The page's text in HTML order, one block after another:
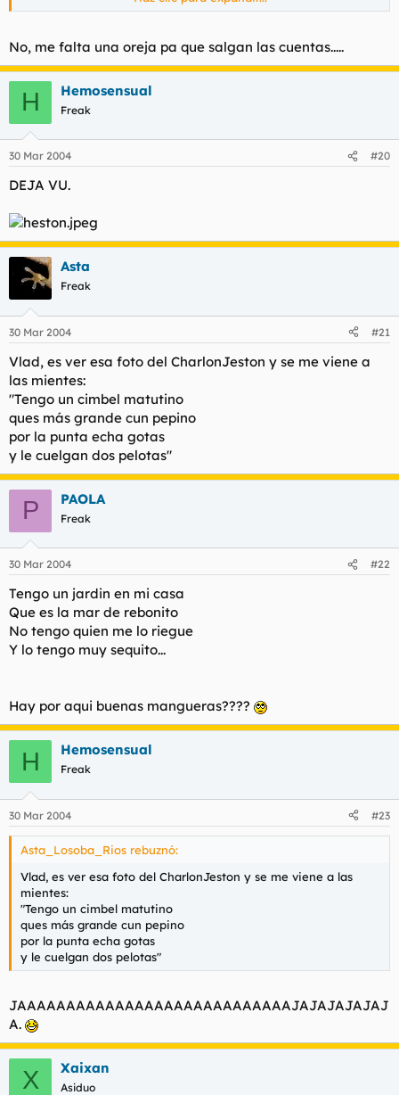
Y añadiendo las orejas
ya tenemos veintiseis,
y sumando las dos cejas,
veintiocho ya teneis.
No, me falta una oreja pa que salgan las cuentas.....
H Hemosensual
Freak
30 Mar 2004 #20
DEJA VU.
Asta
Freak
30 Mar 2004 #21
Vlad, es ver esa foto del CharlonJeston y se me viene a
las mientes:
"Tengo un cimbel matutino
ques más grande cun pepino
por la punta echa gotas
y le cuelgan dos pelotas"
P PAOLA
Freak
30 Mar 2004 #22
Tengo un jardin en mi casa
Que es la mar de rebonito
No tengo quien me lo riegue
Y lo tengo muy sequito...
Hay por aqui buenas mangueras????
H Hemosensual
Freak
30 Mar 2004 #23
Asta_Losoba_Rios rebuznó:
Vlad, es ver esa foto del CharlonJeston y se me viene a las
mientes:
"Tengo un cimbel matutino
ques más grande cun pepino
por la punta echa gotas
y le cuelgan dos pelotas"
JAAAAAAAAAAAAAAAAAAAAAAAAAAAAJAJAJAJAJAJ
A.
X Xaixan
Asiduo